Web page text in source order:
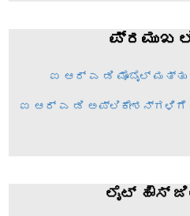
ಪ್ರಮುಖ
ಐ ಆರ್ ಎ ಡಿ ಮೊಬೈಲ್
ಐ ಆರ್ ಎ ಡಿ ಅಪ್ಲಿಕೇಶನ್‌ಗಳಿಗೆ
ಲೈಟ್ ಹೌಸ್